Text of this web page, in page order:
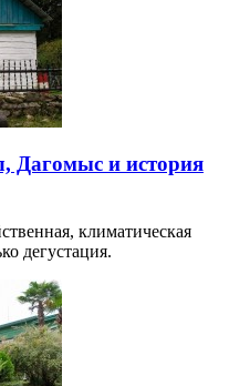
Дагомыс и история
климатическая
дегустация.